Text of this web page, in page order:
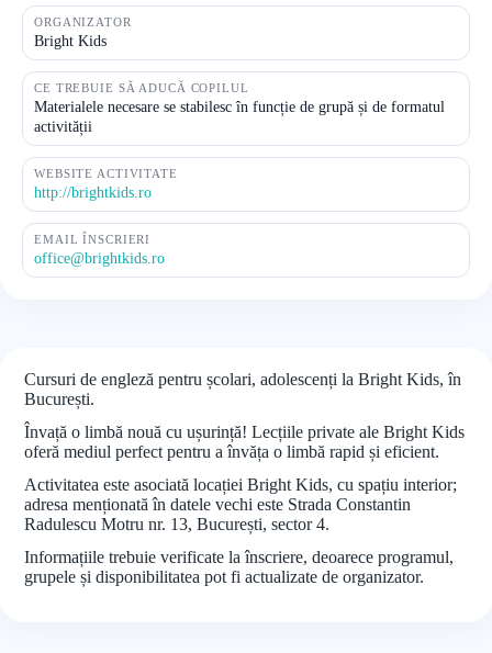
ORGANIZATOR
Bright Kids
CE TREBUIE SĂ ADUCĂ COPILUL
Materialele necesare se stabilesc în funcție de grupă și de formatul
activității
WEBSITE ACTIVITATE
http://brightkids.ro
EMAIL ÎNSCRIERI
office@brightkids.ro
Cursuri de engleză pentru școlari, adolescenți la Bright Kids, în
București.
Învață o limbă nouă cu ușurință! Lecțiile private ale Bright Kids
oferă mediul perfect pentru a învăța o limbă rapid și eficient.
Activitatea este asociată locației Bright Kids, cu spațiu interior;
adresa menționată în datele vechi este Strada Constantin
Radulescu Motru nr. 13, București, sector 4.
Informațiile trebuie verificate la înscriere, deoarece programul,
grupele și disponibilitatea pot fi actualizate de organizator.